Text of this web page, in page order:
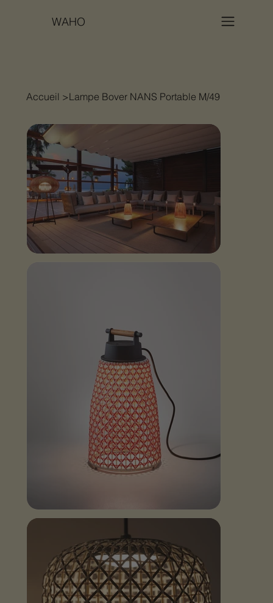
WAHO
Accueil >Lampe Bover NANS Portable M/49